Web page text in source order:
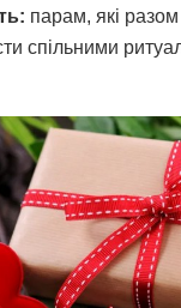
парам, які разом
спільними